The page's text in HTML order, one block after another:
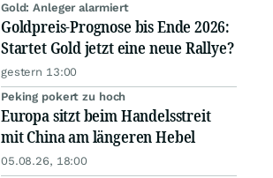
Gold: Anleger alarmiert
Goldpreis-Prognose bis Ende 2026:
Startet Gold jetzt eine neue Rallye?
gestern 13:00
Peking pokert zu hoch
Europa sitzt beim Handelsstreit
mit China am längeren Hebel
05.08.26, 18:00